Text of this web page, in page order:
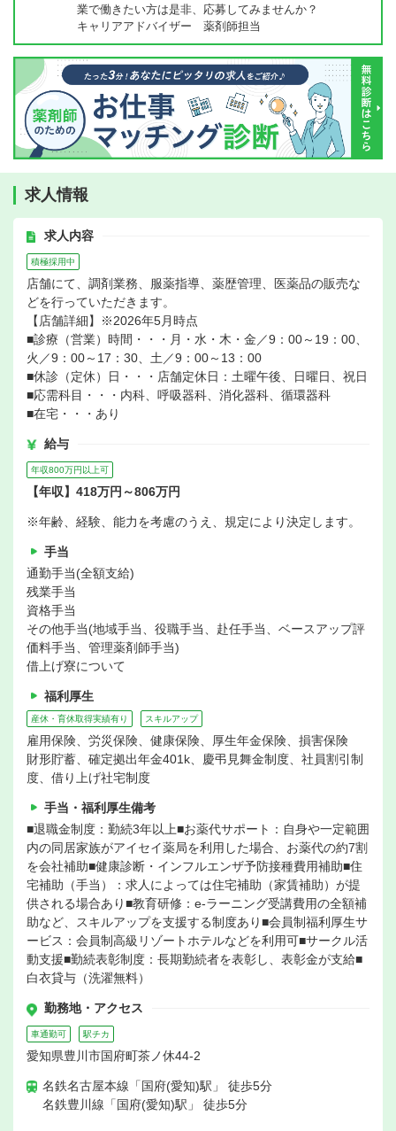
業で働きたい方は是非、応募してみませんか？
キャリアアドバイザー 薬剤師担当
求人情報
求人内容
積極採用中
店舗にて、調剤業務、服薬指導、薬歴管理、医薬品の販売な
どを行っていただきます。
【店舗詳細】※2026年5月時点
■診療（営業）時間・・・月・水・木・金／9：00～19：00、
火／9：00～17：30、土／9：00～13：00
■休診（定休）日・・・店舗定休日：土曜午後、日曜日、祝日
■応需科目・・・内科、呼吸器科、消化器科、循環器科
■在宅・・・あり
給与
年収800万円以上可
【年収】418万円～806万円
※年齢、経験、能力を考慮のうえ、規定により決定します。
手当
通勤手当(全額支給)
残業手当
資格手当
その他手当(地域手当、役職手当、赴任手当、ベースアップ評
価料手当、管理薬剤師手当)
借上げ寮について
福利厚生
産休・育休取得実績有り スキルアップ
雇用保険、労災保険、健康保険、厚生年金保険、損害保険
財形貯蓄、確定拠出年金401k、慶弔見舞金制度、社員割引制
度、借り上げ社宅制度
手当・福利厚生備考
■退職金制度：勤続3年以上■お薬代サポート：自身や一定範囲
内の同居家族がアイセイ薬局を利用した場合、お薬代の約7割
を会社補助■健康診断・インフルエンザ予防接種費用補助■住
宅補助（手当）：求人によっては住宅補助（家賃補助）が提
供される場合あり■教育研修：e-ラーニング受講費用の全額補
助など、スキルアップを支援する制度あり■会員制福利厚生サ
ービス：会員制高級リゾートホテルなどを利用可■サークル活
動支援■勤続表彰制度：長期勤続者を表彰し、表彰金が支給■
白衣貸与（洗濯無料）
勤務地・アクセス
車通勤可 駅チカ
愛知県豊川市国府町茶ノ休44-2
名鉄名古屋本線「国府(愛知)駅」 徒歩5分
名鉄豊川線「国府(愛知)駅」 徒歩5分